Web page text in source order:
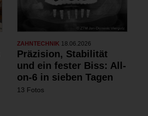
ZAHNTECHNIK 18.06.2026
Präzision, Stabilität
und ein fester Biss: All-
on-6 in sieben Tagen
13 Fotos